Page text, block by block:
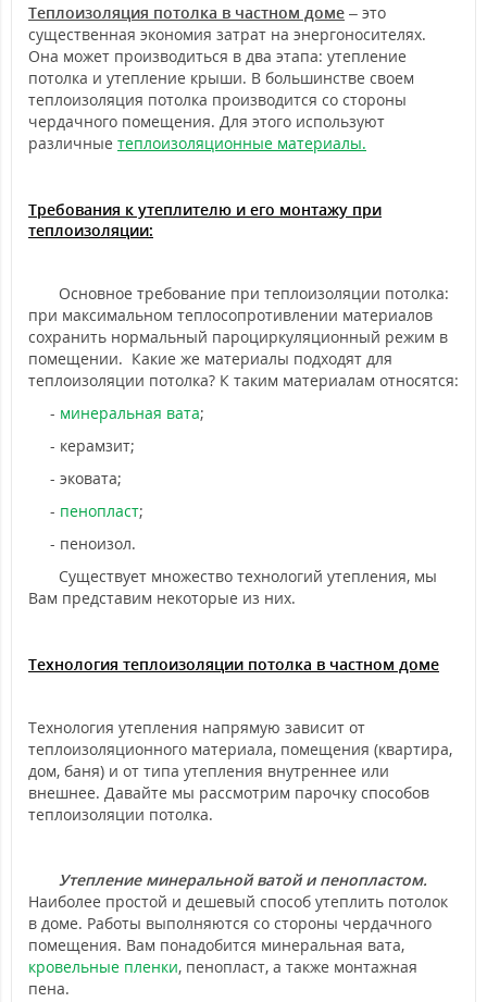
Теплоизоляция потолка в частном доме – это
существенная экономия затрат на энергоносителях.
Она может производиться в два этапа: утепление
потолка и утепление крыши. В большинстве своем
теплоизоляция потолка производится со стороны
чердачного помещения. Для этого используют
различные теплоизоляционные материалы.
Требования к утеплителю и его монтажу при
теплоизоляции:
Основное требование при теплоизоляции потолка:
при максимальном теплосопротивлении материалов
сохранить нормальный пароциркуляционный режим в
помещении. Какие же материалы подходят для
теплоизоляции потолка? К таким материалам относятся:
- минеральная вата;
- керамзит;
- эковата;
- пенопласт;
- пеноизол.
Существует множество технологий утепления, мы
Вам представим некоторые из них.
Технология теплоизоляции потолка в частном доме
Технология утепления напрямую зависит от
теплоизоляционного материала, помещения (квартира,
дом, баня) и от типа утепления внутреннее или
внешнее. Давайте мы рассмотрим парочку способов
теплоизоляции потолка.
Утепление минеральной ватой и пенопластом.
Наиболее простой и дешевый способ утеплить потолок
в доме. Работы выполняются со стороны чердачного
помещения. Вам понадобится минеральная вата,
кровельные пленки, пенопласт, а также монтажная
пена.